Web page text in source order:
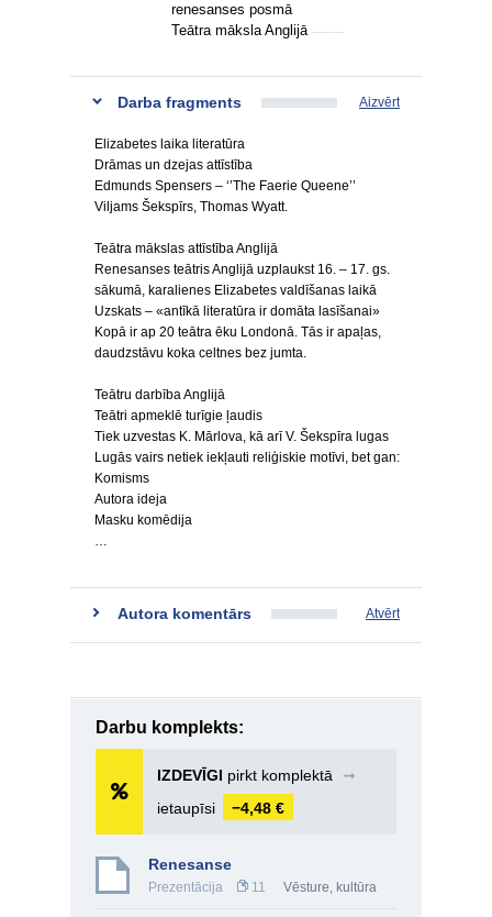
renesanses posmā
Teātra māksla Anglijā
Darba fragments Aizvērt
Elizabetes laika literatūra
Drāmas un dzejas attīstība
Edmunds Spensers – ‘’The Faerie Queene’’
Viljams Šekspīrs, Thomas Wyatt.
Teātra mākslas attīstība Anglijā
Renesanses teātris Anglijā uzplaukst 16. – 17. gs.
sākumā, karalienes Elizabetes valdīšanas laikā
Uzskats – «antīkā literatūra ir domāta lasīšanai»
Kopā ir ap 20 teātra ēku Londonā. Tās ir apaļas,
daudzstāvu koka celtnes bez jumta.
Teātru darbība Anglijā
Teātri apmeklē turīgie ļaudis
Tiek uzvestas K. Mārlova, kā arī V. Šekspīra lugas
Lugās vairs netiek iekļauti reliģiskie motīvi, bet gan:
Komisms
Autora ideja
Masku komēdija
…
Autora komentārs Atvērt
Darbu komplekts:
IZDEVĪGI pirkt komplektā
➞
ietaupīsi
−4,48 €
Renesanse
Prezentācija 11 Vēsture, kultūra